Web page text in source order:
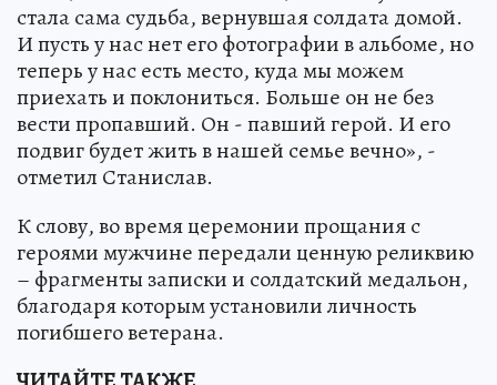
стала сама судьба, вернувшая солдата домой.
И пусть у нас нет его фотографии в альбоме, но
теперь у нас есть место, куда мы можем
приехать и поклониться. Больше он не без
вести пропавший. Он - павший герой. И его
подвиг будет жить в нашей семье вечно», -
отметил Станислав.
К слову, во время церемонии прощания с
героями мужчине передали ценную реликвию
– фрагменты записки и солдатский медальон,
благодаря которым установили личность
погибшего ветерана.